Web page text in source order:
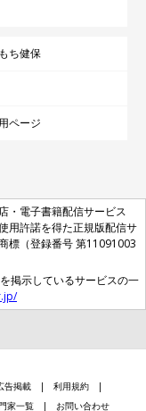
ち健保
ページ
・電子書籍配信サービス
用許諾を得た正規版配信サ
標（登録番号 第11091003
掲示しているサービスの一
告掲載
利用規約
家一覧 お問い合わせ